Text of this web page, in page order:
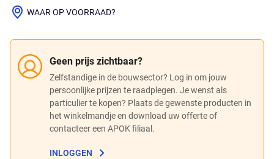
Geen prijs zichtbaar?
Zelfstandige in de bouwsector? Log in om jouw
persoonlijke prijzen te raadplegen. Je wenst als
particulier te kopen? Plaats de gewenste producten in
het winkelmandje en download uw offerte of
contacteer een APOK filiaal.
INLOGGEN
WAAR OP VOORRAAD?